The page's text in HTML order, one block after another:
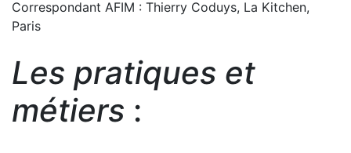
Correspondant AFIM : Thierry Coduys, La Kitchen,
Paris
Les pratiques et
métiers :